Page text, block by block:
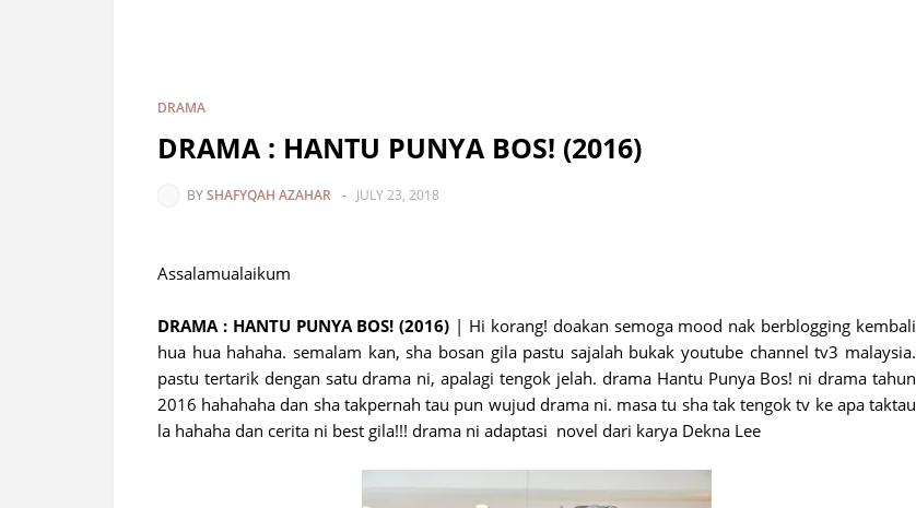
DRAMA
DRAMA : HANTU PUNYA BOS! (2016)
BYSHAFYQAH AZAHAR - JULY 23, 2018
Assalamualaikum
DRAMA : HANTU PUNYA BOS! (2016) | Hi korang! doakan semoga mood nak berblogging kembali
hua hua hahaha. semalam kan, sha bosan gila pastu sajalah bukak youtube channel tv3 malaysia.
pastu tertarik dengan satu drama ni, apalagi tengok jelah. drama Hantu Punya Bos! ni drama tahun
2016 hahahaha dan sha takpernah tau pun wujud drama ni. masa tu sha tak tengok tv ke apa taktau
la hahaha dan cerita ni best gila!!! drama ni adaptasi novel dari karya Dekna Lee